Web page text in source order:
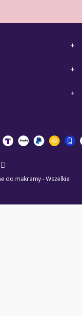
do makramy - Wszelkie